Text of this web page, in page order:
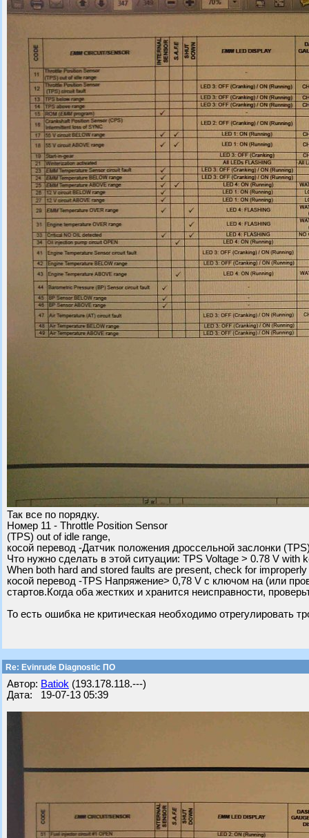
Так все по порядку.
Номер 11 - Throttle Position Sensor
(TPS) out of idle range,
косой перевод -Датчик положения дроссельной заслонки
Что нужно сделать в этой ситуации: TPS Voltage > 0.78 V
When both hard and stored faults are present, check for
косой перевод -TPS Напряжение> 0,78 V с ключом на (или
стартов.Когда оба жестких и хранится неисправности,
То есть ошибка не критическая необходимо отрегулировать
Re: Evinrude Diagnostic ПО
Автор: Batiok (193.178.118.---)
Дата: 19-07-13 05:39